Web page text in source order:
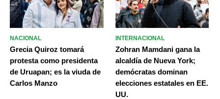
NACIONAL
Grecia Quiroz tomará
protesta como presidenta
de Uruapan; es la viuda de
Carlos Manzo
INTERNACIONAL
Zohran Mamdani gana la
alcaldía de Nueva York;
demócratas dominan
elecciones estatales en EE.
UU.